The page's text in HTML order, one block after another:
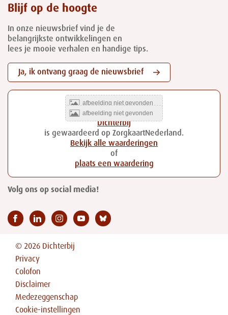
Blijf op de hoogte
In onze nieuwsbrief vind je de
belangrijkste ontwikkelingen en
lees je mooie verhalen en handige tips.
Ja, ik ontvang graag de nieuwsbrief
Dichterbij
is gewaardeerd op ZorgkaartNederland.
Bekijk alle waarderingen
of
plaats een waardering
Volg ons op social media!
© 2026 Dichterbij
Privacy
Colofon
Disclaimer
Medezeggenschap
Cookie-instellingen